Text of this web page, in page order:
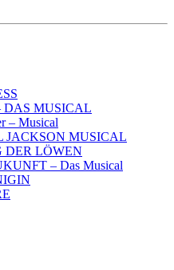
DAS MUSICAL
– Musical
JACKSON MUSICAL
DER LÖWEN
– Das Musical